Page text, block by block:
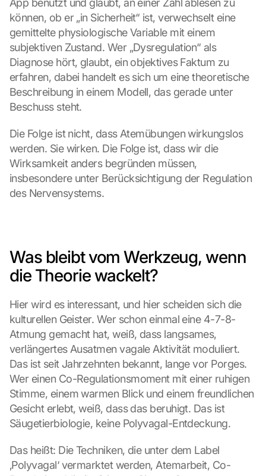
App benutzt und glaubt, an einer Zahl ablesen zu
können, ob er „in Sicherheit“ ist, verwechselt eine
gemittelte physiologische Variable mit einem
subjektiven Zustand. Wer „Dysregulation“ als
Diagnose hört, glaubt, ein objektives Faktum zu
erfahren, dabei handelt es sich um eine theoretische
Beschreibung in einem Modell, das gerade unter
Beschuss steht.
Die Folge ist nicht, dass Atemübungen wirkungslos
werden. Sie wirken. Die Folge ist, dass wir die
Wirksamkeit anders begründen müssen,
insbesondere unter Berücksichtigung der Regulation
des Nervensystems.
Was bleibt vom Werkzeug, wenn
die Theorie wackelt?
Hier wird es interessant, und hier scheiden sich die
kulturellen Geister. Wer schon einmal eine 4-7-8-
Atmung gemacht hat, weiß, dass langsames,
verlängertes Ausatmen vagale Aktivität moduliert.
Das ist seit Jahrzehnten bekannt, lange vor Porges.
Wer einen Co-Regulationsmoment mit einer ruhigen
Stimme, einem warmen Blick und einem freundlichen
Gesicht erlebt, weiß, dass das beruhigt. Das ist
Säugetierbiologie, keine Polyvagal-Entdeckung.
Das heißt: Die Techniken, die unter dem Label
‚Polyvagal‘ vermarktet werden, Atemarbeit, Co-